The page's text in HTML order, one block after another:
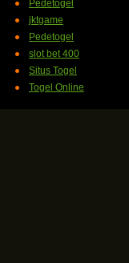
Pedetogel
jktgame
Pedetogel
slot bet 400
Situs Togel
Togel Online